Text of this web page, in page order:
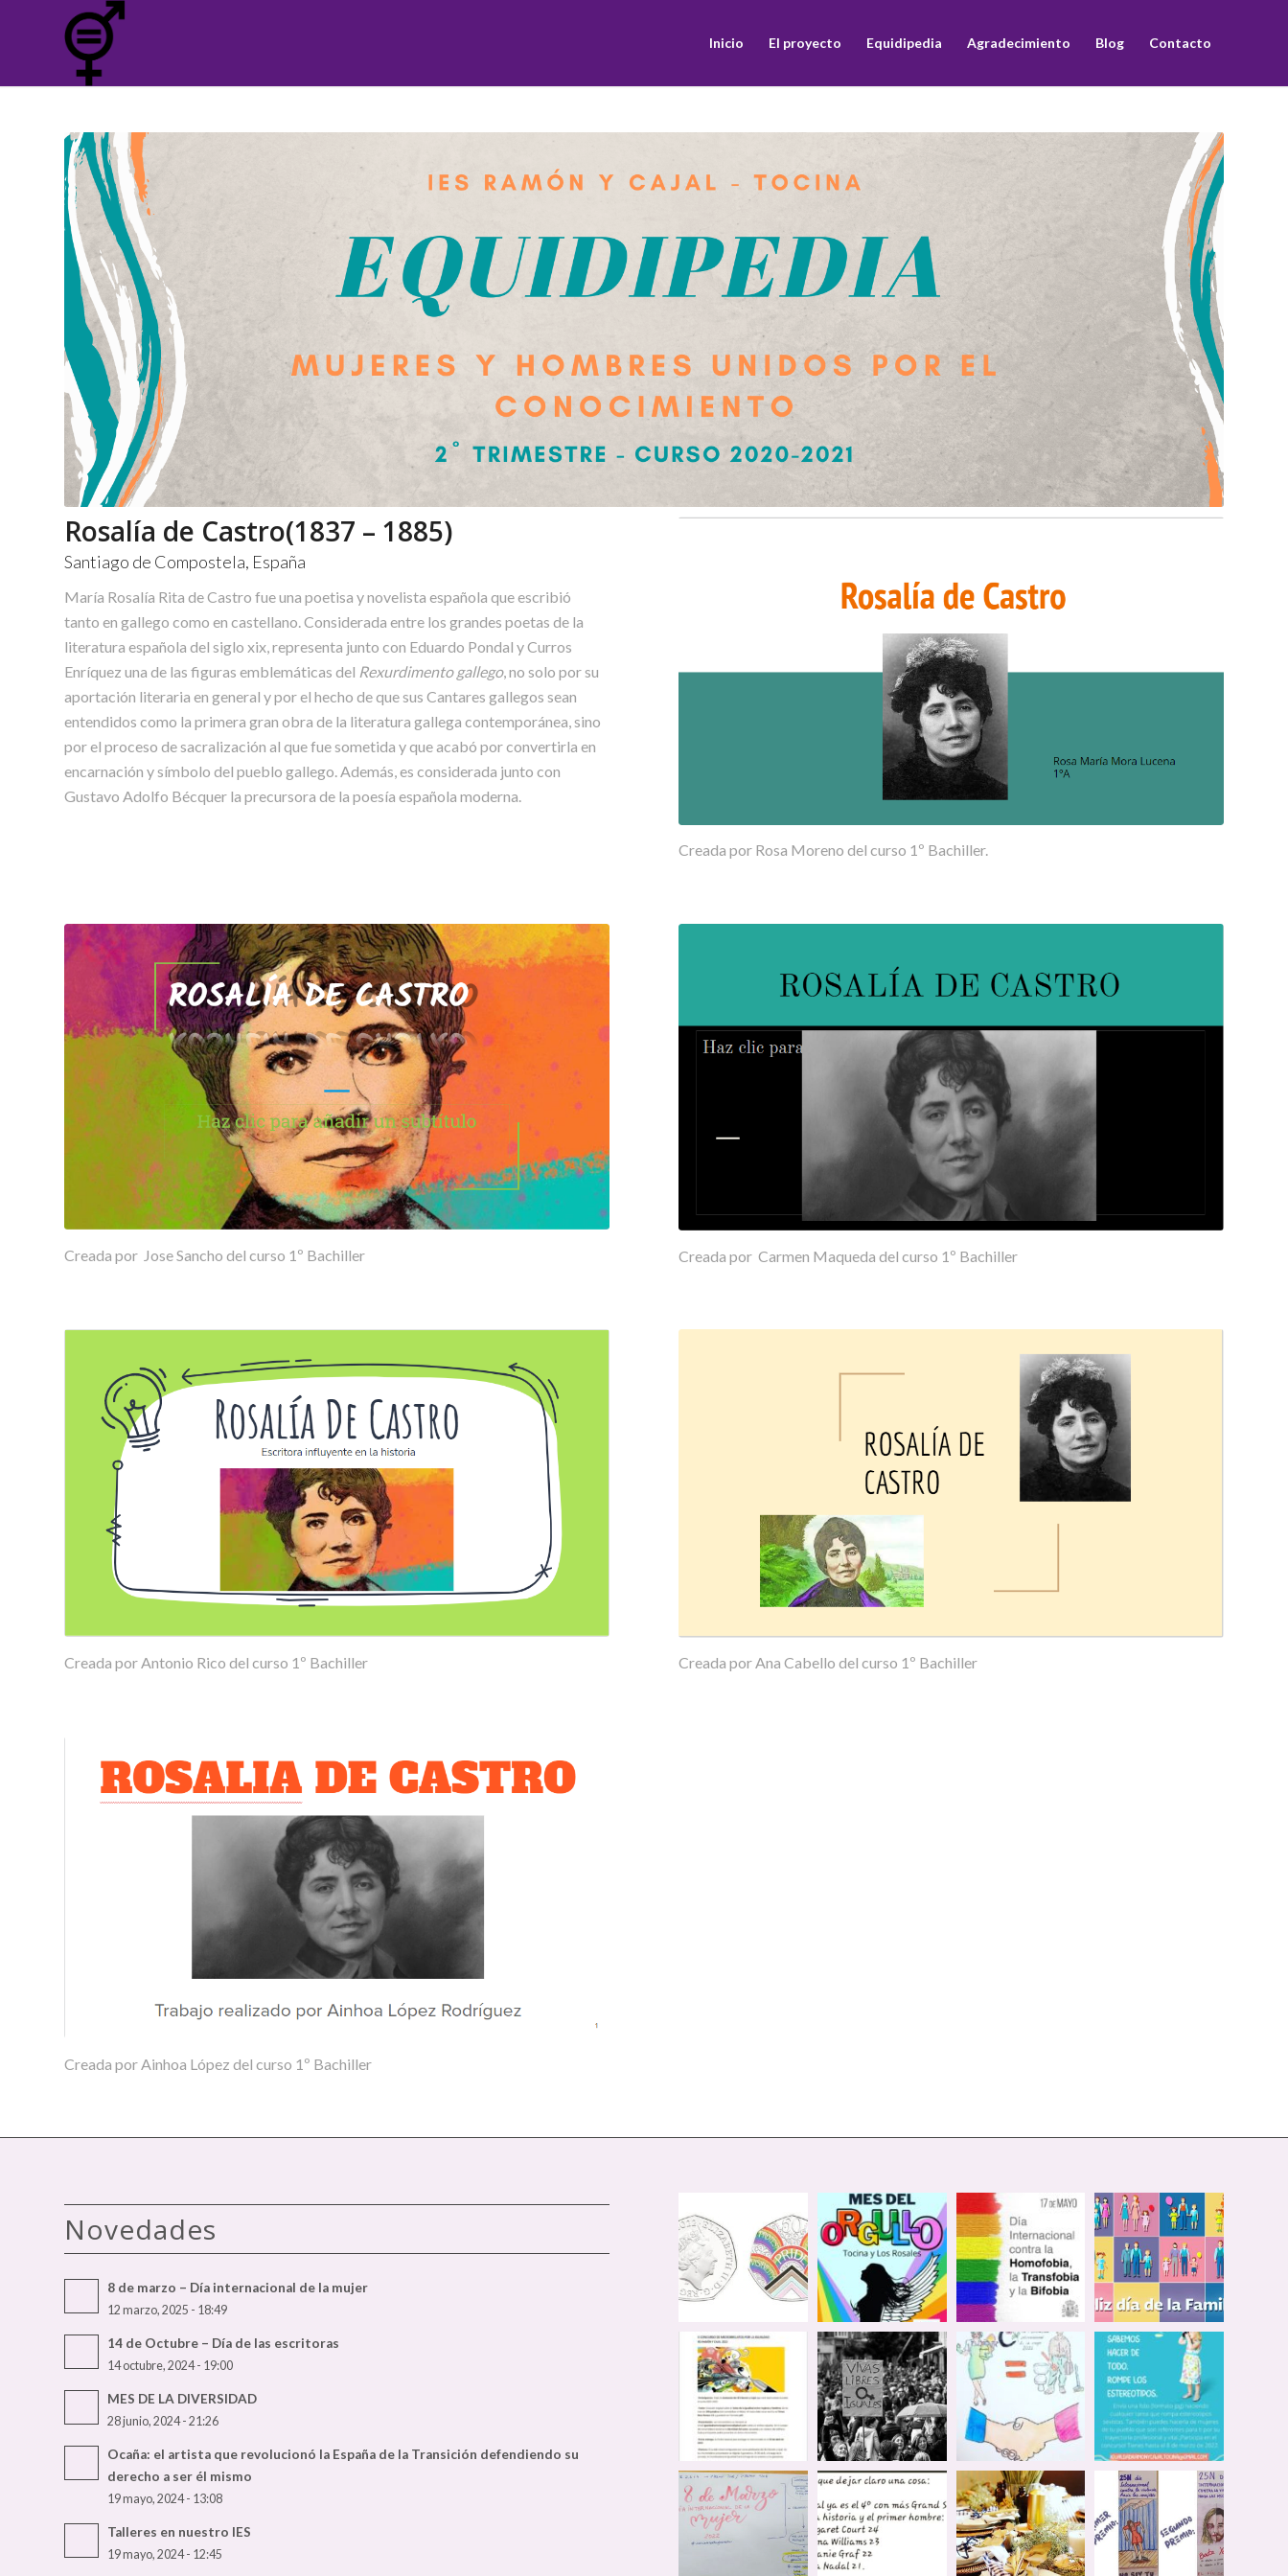
Inicio El proyecto Equidipedia Agradecimiento Blog Contacto
Rosalía de Castro(1837 – 1885)
Santiago de Compostela, España
María Rosalía Rita de Castro fue una poetisa y novelista española que escribió
tanto en gallego como en castellano. Considerada entre los grandes poetas de la
literatura española del siglo xix,​ representa junto con Eduardo Pondal y Curros
Enríquez una de las figuras emblemáticas del Rexurdimento gallego,​ no solo por su
aportación literaria en general y por el hecho de que sus Cantares gallegos sean
entendidos como la primera gran obra de la literatura gallega contemporánea, sino
por el proceso de sacralización al que fue sometida y que acabó por convertirla en
encarnación y símbolo del pueblo gallego.​ Además, es considerada junto con
Gustavo Adolfo Bécquer la precursora de la poesía española moderna.​
Creada por Rosa Moreno del curso 1º Bachiller.
Creada por Jose Sancho del curso 1º Bachiller Creada por Carmen Maqueda del curso 1º Bachiller
Creada por Antonio Rico del curso 1º Bachiller Creada por Ana Cabello del curso 1º Bachiller
Creada por Ainhoa López del curso 1º Bachiller
Novedades
8 de marzo – Día internacional de la mujer
12 marzo, 2025 - 18:49
14 de Octubre – Día de las escritoras
14 octubre, 2024 - 19:00
MES DE LA DIVERSIDAD
28 junio, 2024 - 21:26
Ocaña: el artista que revolucionó la España de la Transición defendiendo su
derecho a ser él mismo
19 mayo, 2024 - 13:08
Talleres en nuestro IES
19 mayo, 2024 - 12:45